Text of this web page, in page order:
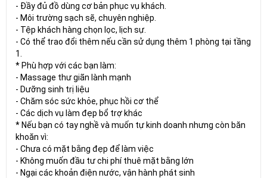
- Đầy đủ đồ dùng cơ bản phục vụ khách.
- Môi trường sạch sẽ, chuyên nghiệp.
- Tệp khách hàng chọn lọc, lịch sự.
- Có thể trao đổi thêm nếu cần sử dụng thêm 1 phòng tại tầng
1.
* Phù hợp với các bạn làm:
- Massage thư giãn lành mạnh
- Dưỡng sinh trị liệu
- Chăm sóc sức khỏe, phục hồi cơ thể
- Các dịch vụ làm đẹp bổ trợ khác
* Nếu bạn có tay nghề và muốn tự kinh doanh nhưng còn băn
khoăn vì:
- Chưa có mặt bằng đẹp để làm việc
- Không muốn đầu tư chi phí thuê mặt bằng lớn
- Ngại các khoản điện nước, vận hành phát sinh